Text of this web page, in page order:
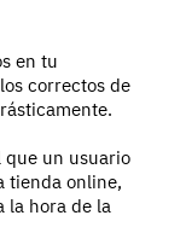
en tu
correctos de
que un usuario
tienda online,
la hora de la